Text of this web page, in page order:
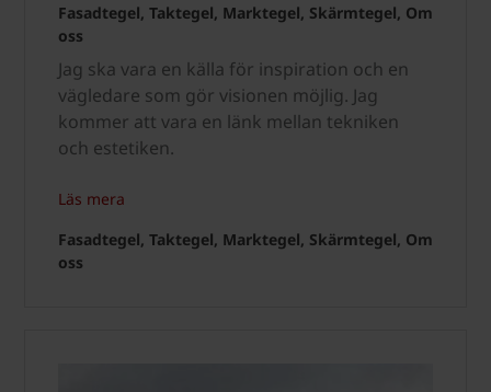
Fasadtegel, Taktegel, Marktegel, Skärmtegel, Om
oss
Jag ska vara en källa för inspiration och en
vägledare som gör visionen möjlig. Jag
kommer att vara en länk mellan tekniken
och estetiken.
Läs mera
Fasadtegel, Taktegel, Marktegel, Skärmtegel, Om
oss